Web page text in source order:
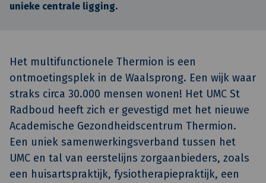
unieke centrale ligging.
Het multifunctionele Thermion is een
ontmoetingsplek in de Waalsprong. Een wijk waar
straks circa 30.000 mensen wonen! Het UMC St
Radboud heeft zich er gevestigd met het nieuwe
Academische Gezondheidscentrum Thermion.
Een uniek samenwerkingsverband tussen het
UMC en tal van eerstelijns zorgaanbieders, zoals
een huisartspraktijk, fysiotherapiepraktijk, een